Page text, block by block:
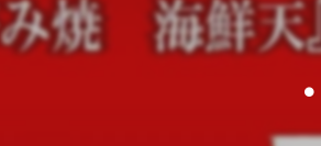
わいずふじみ野店パート・アルバイト用求人ページ
.